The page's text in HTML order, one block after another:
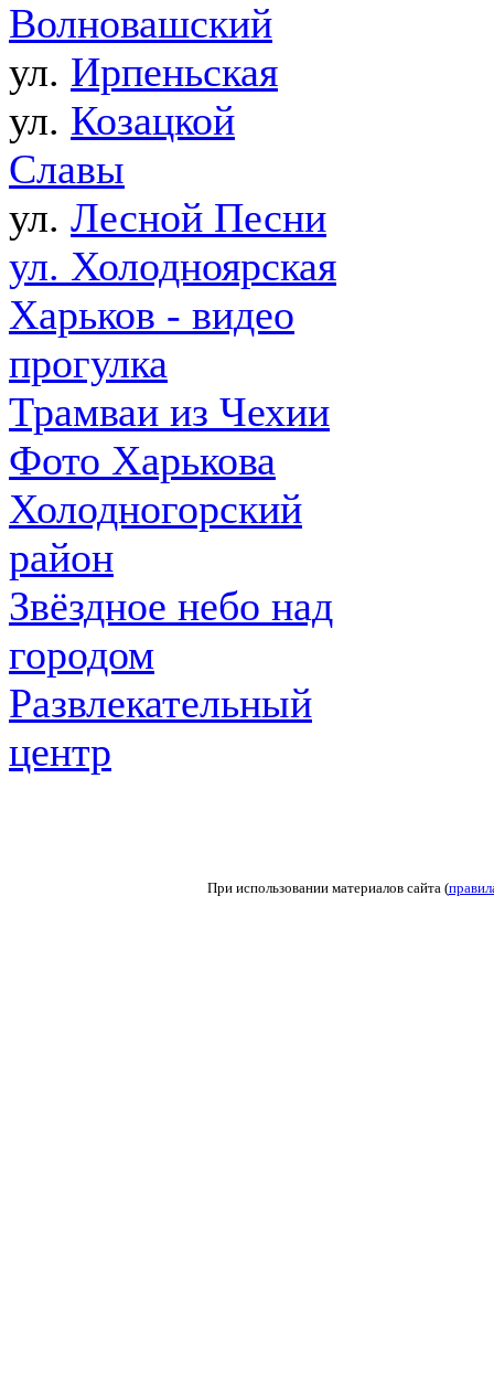
Волновашский
ул. Ирпеньская
ул. Козацкой
Славы
ул. Лесной Песни
ул. Холодноярская
Харьков - видео
прогулка
Трамваи из Чехии
Фото Харькова
Холодногорский
район
Звёздное небо над
городом
Развлекательный
центр
При использовании материалов сайта (